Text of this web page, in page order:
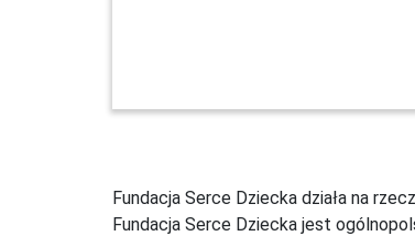
Fundacja Serce Dziecka działa na
Fundacja Serce Dziecka jest